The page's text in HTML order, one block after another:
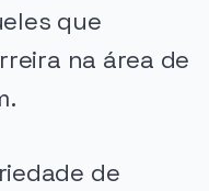
que
na área de
de